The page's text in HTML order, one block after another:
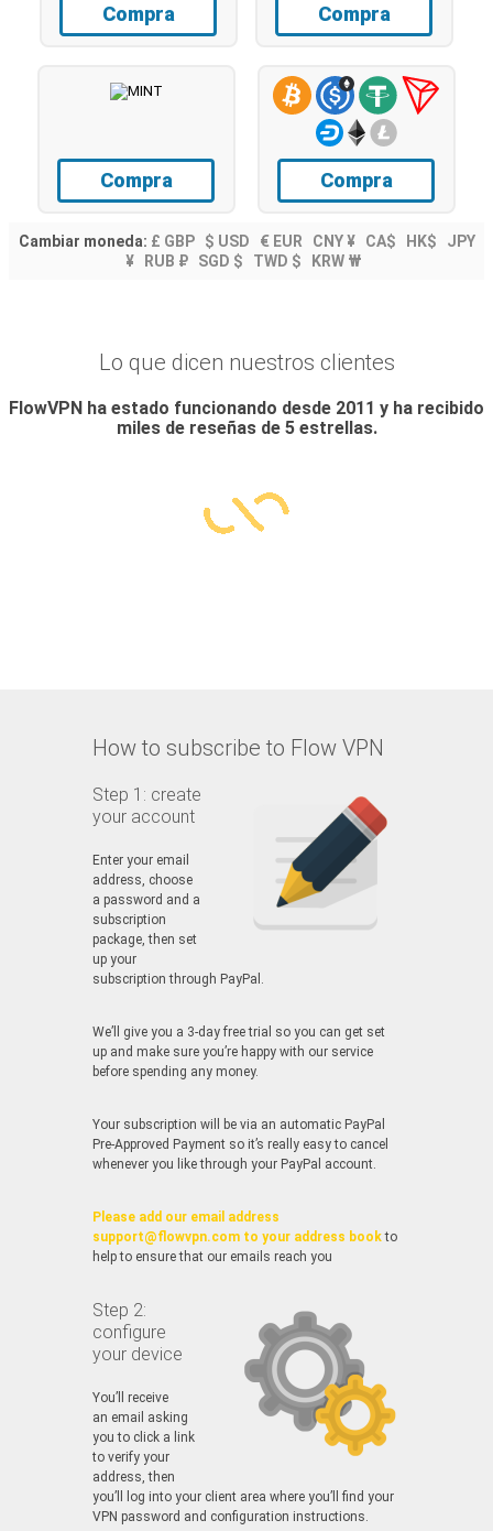
Compra Compra
Compra Compra
Cambiar moneda: £ GBP $ USD € EUR CNY ¥ CA$ HK$
JPY
¥
RUB ₽ SGD $ TWD $ KRW ₩
Lo que dicen nuestros clientes
FlowVPN ha estado funcionando desde 2011 y ha recibido
miles de reseñas de 5 estrellas.
How to subscribe to Flow VPN
Step 1: create
your account
Enter your email
address, choose
a password and a
subscription
package, then set
up your
subscription through PayPal.
We’ll give you a 3-day free trial so you can get set
up and make sure you’re happy with our service
before spending any money.
Your subscription will be via an automatic PayPal
Pre-Approved Payment so it’s really easy to cancel
whenever you like through your PayPal account.
Please add our email address
support@flowvpn.com to your address bookto
help to ensure that our emails reach you
Step 2:
configure
your device
You’ll receive
an email asking
you to click a link
to verify your
address, then
you’ll log into your client area where you’ll find your
VPN password and configuration instructions.